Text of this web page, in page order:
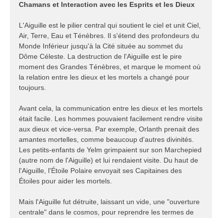
g
Chamans et Interaction avec les Esprits et les Dieux
L'Aiguille est le pilier central qui soutient le ciel et unit Ciel,
Air, Terre, Eau et Ténèbres. Il s'étend des profondeurs du
Monde Inférieur jusqu'à la Cité située au sommet du
Dôme Céleste. La destruction de l'Aiguille est le pire
moment des Grandes Ténèbres, et marque le moment où
la relation entre les dieux et les mortels a changé pour
toujours.
Avant cela, la communication entre les dieux et les mortels
était facile. Les hommes pouvaient facilement rendre visite
aux dieux et vice-versa. Par exemple, Orlanth prenait des
amantes mortelles, comme beaucoup d'autres divinités.
Les petits-enfants de Yelm grimpaient sur son Marchepied
(autre nom de l'Aiguille) et lui rendaient visite. Du haut de
l'Aiguille, l'Étoile Polaire envoyait ses Capitaines des
Étoiles pour aider les mortels.
Mais l'Aiguille fut détruite, laissant un vide, une "ouverture
centrale" dans le cosmos, pour reprendre les termes de